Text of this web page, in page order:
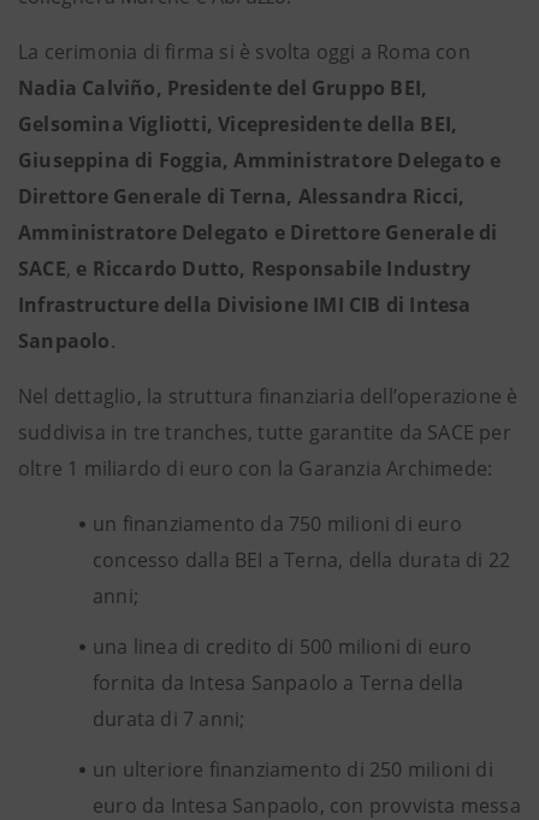
La cerimonia di firma si è svolta oggi a Roma con
Nadia Calviño, Presidente del Gruppo BEI,
Gelsomina Vigliotti, Vicepresidente della BEI,
Giuseppina di Foggia, Amministratore Delegato e
Direttore Generale di Terna, Alessandra Ricci,
Amministratore Delegato e Direttore Generale di
SACE, e Riccardo Dutto, Responsabile Industry
Infrastructure della Divisione IMI CIB di Intesa
Sanpaolo.
Nel dettaglio, la struttura finanziaria dell’operazione è
suddivisa in tre tranches, tutte garantite da SACE per
oltre 1 miliardo di euro con la Garanzia Archimede:
un finanziamento da 750 milioni di euro
concesso dalla BEI a Terna, della durata di 22
anni;
una linea di credito di 500 milioni di euro
fornita da Intesa Sanpaolo a Terna della
durata di 7 anni;
un ulteriore finanziamento di 250 milioni di
euro da Intesa Sanpaolo, con provvista messa